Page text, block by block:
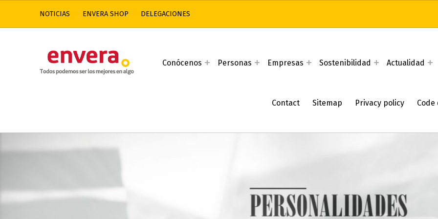
ATENCIÓN A PERSONAS CON DISCAPACIDAD INTELECTUAL
Conócenos Personas Empresas Sostenibilidad Actualidad
Contact Sitemap Privacy policy
NOTICIAS ENVERA SHOP DELEGACIONES